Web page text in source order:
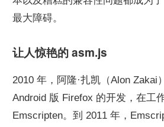
最大障碍。
让人惊艳的 asm.js
2010 年，阿隆·扎凯（Alon Zakai
Android 版 Firefox 的开发，在工
Emscripten。到 2011 年，